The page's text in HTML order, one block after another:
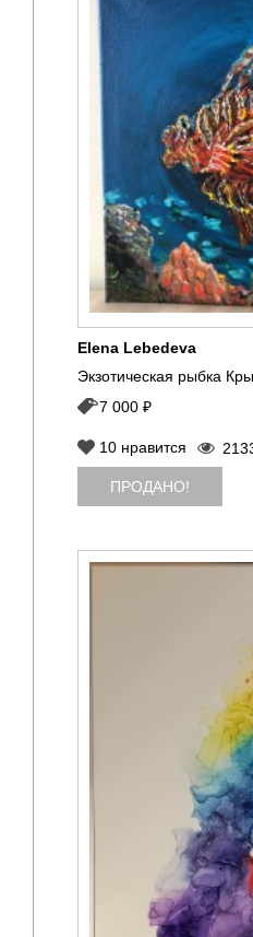
Elena Lebedeva
Экзотическая рыбка
7 000 ₽
10 нравится
ПРОДАНО!